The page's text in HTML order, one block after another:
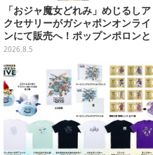
「おジャ魔女どれみ」めじるしア
クセサリーがガシャポンオンライ
ンにて販売へ！ポップンポロンと
魔法玉の2連チャームなど全9種
2026.8.5